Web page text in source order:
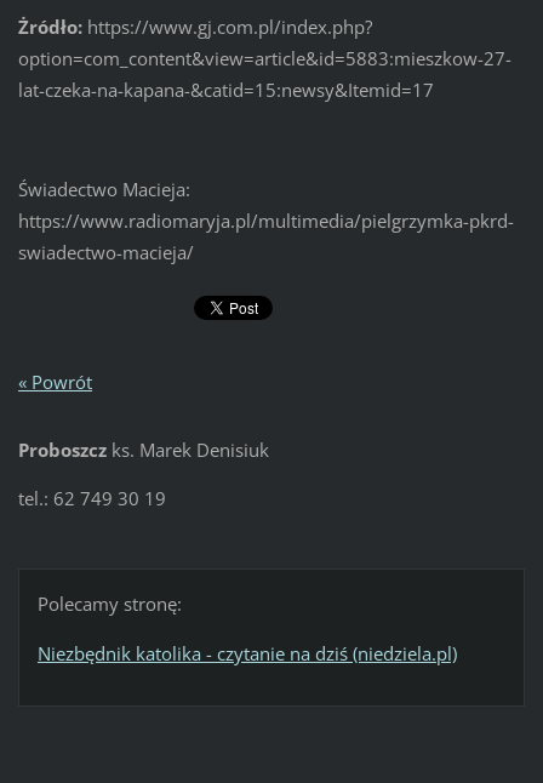
Żródło: https://www.gj.com.pl/index.php?
option=com_content&view=article&id=5883:mieszkow-27-
lat-czeka-na-kapana-&catid=15:newsy&Itemid=17
Świadectwo Macieja:
https://www.radiomaryja.pl/multimedia/pielgrzymka-pkrd-
swiadectwo-macieja/
« Powrót
Proboszcz ks. Marek Denisiuk
tel.: 62 749 30 19
Polecamy stronę:
Niezbędnik katolika - czytanie na dziś (niedziela.pl)